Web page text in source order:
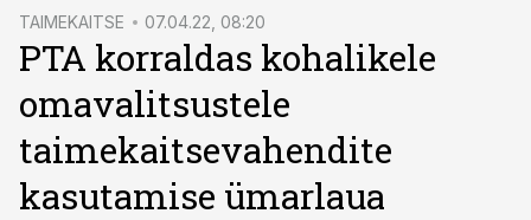
TAIMEKAITSE 07.04.22, 08:20
PTA korraldas kohalikele
omavalitsustele
taimekaitsevahendite
kasutamise ümarlaua